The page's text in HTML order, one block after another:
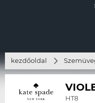
kezdőoldal
HT8